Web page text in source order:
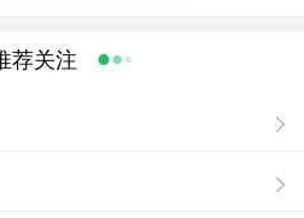
房屋。"文化大革命"中，茅山道
实，政府拨款修复了九霄万福
荐关注